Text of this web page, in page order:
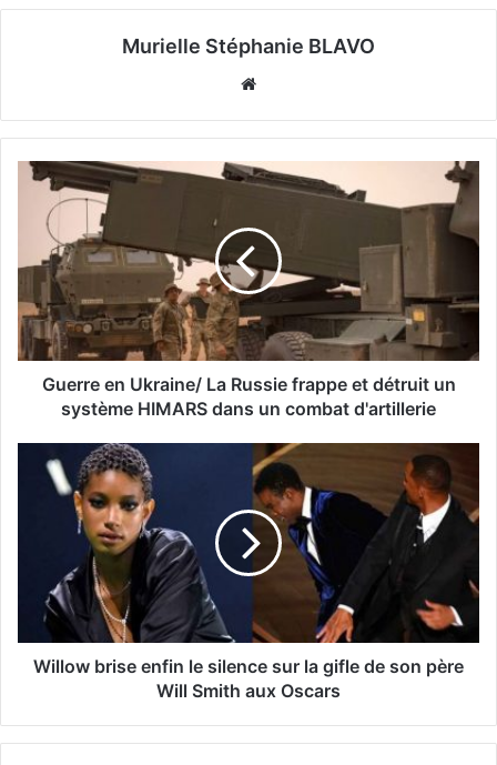
Murielle Stéphanie BLAVO
Guerre en Ukraine/ La Russie frappe et détruit un
système HIMARS dans un combat d'artillerie
Willow brise enfin le silence sur la gifle de son père
Will Smith aux Oscars